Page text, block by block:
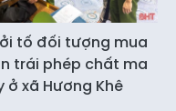
tố đối tượng mua
trái phép chất ma
ở xã Hương Khê